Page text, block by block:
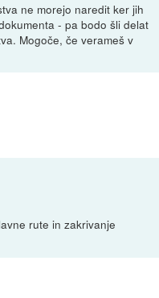
ne morejo naredit ker jih
- pa bodo šli delat
Mogoče, če verameš v
rute in zakrivanje